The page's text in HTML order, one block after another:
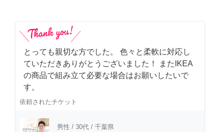
とっても親切な方でした。 色々と柔軟に対応し
ていただきありがとうございました！ またIKEA
の商品で組み立て必要な場合はお願いしたいで
す。
依頼されたチケット
男性 / 30代 / 千葉県